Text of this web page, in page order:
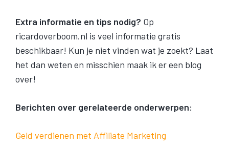
Extra informatie en tips nodig? Op
ricardoverboom.nl is veel informatie gratis
beschikbaar! Kun je niet vinden wat je zoekt? Laat
het dan weten en misschien maak ik er een blog
over!
Berichten over gerelateerde onderwerpen:
Geld verdienen met Affiliate Marketing